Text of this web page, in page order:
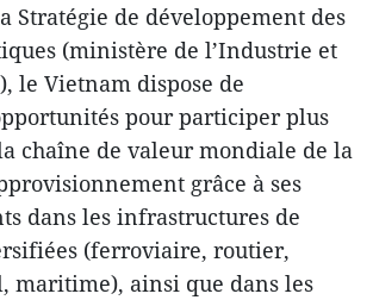
Stratégie de développement des
(ministère de l’Industrie et
le Vietnam dispose de
pour participer plus
chaîne de valeur mondiale de la
grâce à ses
dans les infrastructures de
(ferroviaire, routier,
maritime), ainsi que dans les